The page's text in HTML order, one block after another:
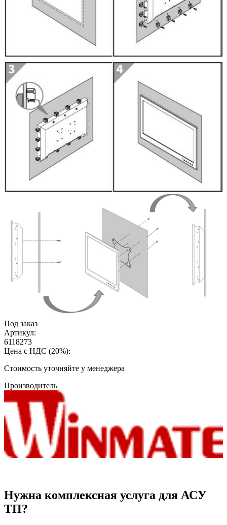
Под заказ
Артикул:
6118273
Цена с НДС (20%):
Cтоимость уточняйте у менеджера
Производитель
Нужна комплексная услуга для АСУ
ТП?